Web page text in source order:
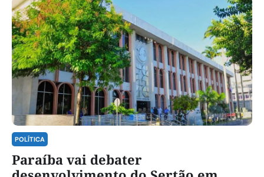
POLÍTICA
Paraíba vai debater